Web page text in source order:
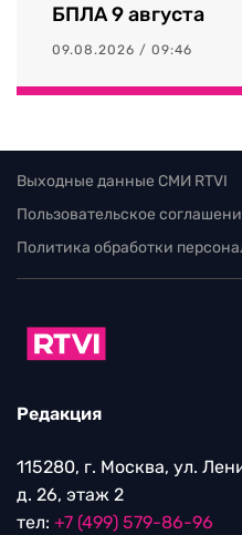
БПЛА 9 августа
09.08.2026 / 09:46
Выходные данные СМИ RTVI
Пользовательское
Политика обработки
Редакция
115280, г. Москва, ул.
д. 26, этаж 2
тел: +7 (499) 579-86-96